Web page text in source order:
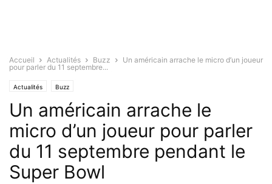
Accueil Actualités Buzz
Un américain arrache le micro d’un joueur
pour parler du 11 septembre...
Actualités Buzz
Un américain arrache le
micro d’un joueur pour parler
du 11 septembre pendant le
Super Bowl